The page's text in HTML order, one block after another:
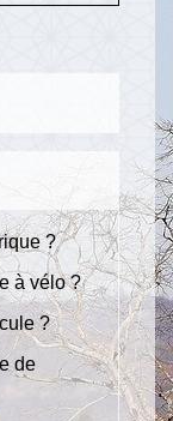
?
à vélo ?
?
de